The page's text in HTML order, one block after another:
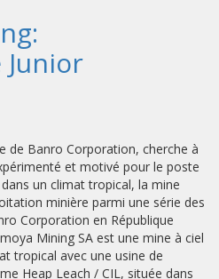
de Banro Corporation, cherche à
et motivé pour le poste
un climat tropical, la mine
minière parmi une série des
Corporation en République
Mining SA est une mine à ciel
tropical avec une usine de
Heap Leach / CIL, située dans